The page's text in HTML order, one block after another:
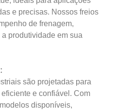
e precisas. Nossos freios
de frenagem,
produtividade em sua
são projetadas para
e confiável. Com
disponíveis,